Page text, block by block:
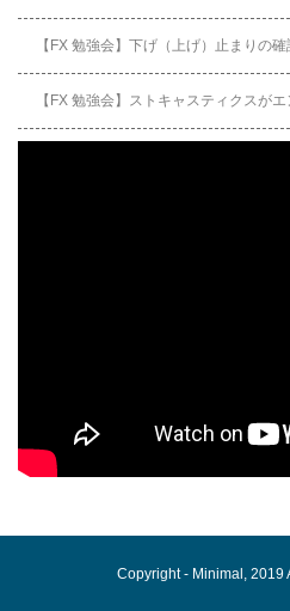
【FX 勉強会】下げ（上げ）止まりの
【FX 勉強会】ストキャスティクスが
Copyright - Minimal , 2019